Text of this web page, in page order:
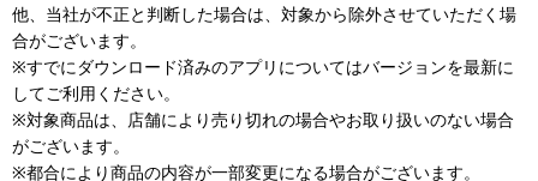
他、当社が不正と判断した場合は、対象から除外させていただく場
合がございます。
※すでにダウンロード済みのアプリについてはバージョンを最新に
してご利用ください。
※対象商品は、店舗により売り切れの場合やお取り扱いのない場合
がございます。
※都合により商品の内容が一部変更になる場合がございます。